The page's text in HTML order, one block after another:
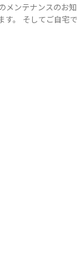
メンテナンスのお
。 そしてご自宅